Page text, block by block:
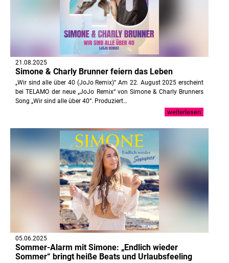
21.08.2025
Simone & Charly Brunner feiern das Leben
„Wir sind alle über 40 (JoJo Remix)“ Am 22. August 2025 erscheint
bei TELAMO der neue „JoJo Remix“ von Simone & Charly Brunners
Song „Wir sind alle über 40“. Produziert…
weiterlesen
05.06.2025
Sommer-Alarm mit Simone: „Endlich wieder
Sommer“ bringt heiße Beats und Urlaubsfeeling